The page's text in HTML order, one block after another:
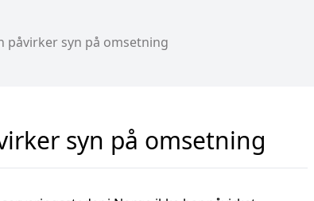
påvirker syn på omsetning
syn på omsetning